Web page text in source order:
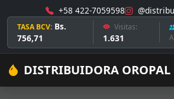
+58 422-7059598
TASA BCV: Bs.
756,71
Visitas:
1.631
DISTRIBUIDORA OROPAL